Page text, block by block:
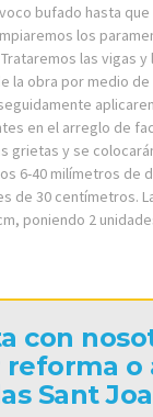
bufado hasta
los
las vigas y
la obra por medio de
en el arreglo de
grietas y se
6-40 milímetros de
de 30 centímetros.
poniendo 2
con
o
Sant